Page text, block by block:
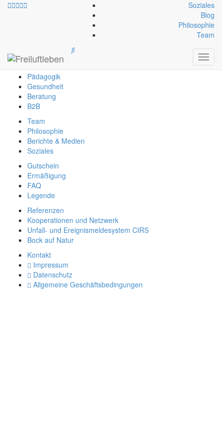
Soziales
Blog
Philosophie
Team
info@freiluftleben.at +43 664 64 664 23
Freiluftleben
Pädagogik
Gesundheit
Beratung
B2B
Team
Philosophie
Berichte & Medien
Soziales
Gutschein
Ermäßigung
FAQ
Legende
Referenzen
Kooperationen und Netzwerk
Unfall- und Ereignismeldesystem CIRS
Bock auf Natur
Kontakt
Impressum
Datenschutz
Allgemeine Geschäftsbedingungen